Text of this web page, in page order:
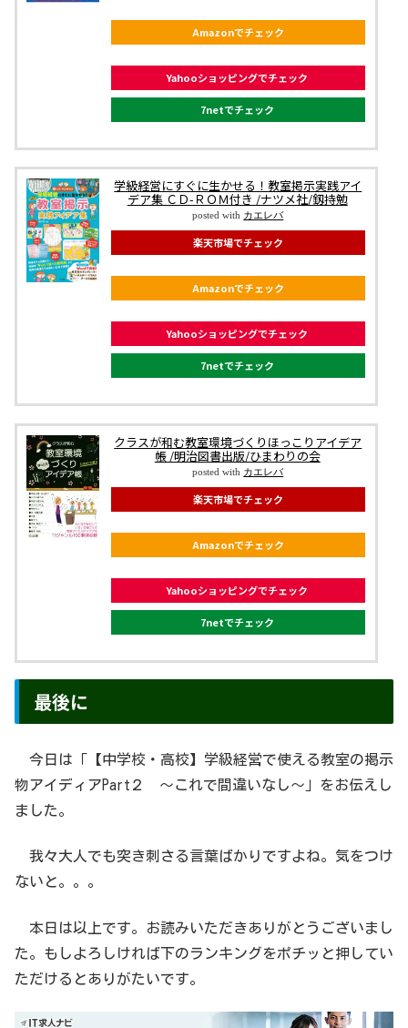
Amazonでチェック
Yahooショッピングでチェック
7netでチェック
学級経営にすぐに生かせる！教室掲示実践アイ
デア集 ＣＤ-ＲＯＭ付き /ナツメ社/釼持勉
posted with カエレバ
楽天市場でチェック
Amazonでチェック
Yahooショッピングでチェック
7netでチェック
クラスが和む教室環境づくりほっこりアイデア
帳 /明治図書出版/ひまわりの会
posted with カエレバ
楽天市場でチェック
Amazonでチェック
Yahooショッピングでチェック
7netでチェック
最後に
今日は「【中学校・高校】学級経営で使える教室の掲示
物アイディアPart２ 〜これで間違いなし〜」をお伝えし
ました。
我々大人でも突き刺さる言葉ばかりですよね。気をつけ
ないと。。。
本日は以上です。お読みいただきありがとうございまし
た。もしよろしければ下のランキングをポチッと押してい
ただけるとありがたいです。